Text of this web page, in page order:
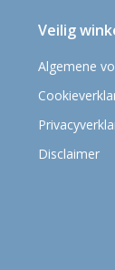
Veilig
Algemene
Disclaimer